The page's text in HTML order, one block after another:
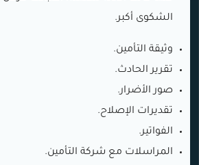
الشكوى أكبر.
وثيقة التأمين.
تقرير الحادث.
صور الأضرار.
تقديرات الإصلاح.
الفواتير.
المراسلات مع شركة التأمين.